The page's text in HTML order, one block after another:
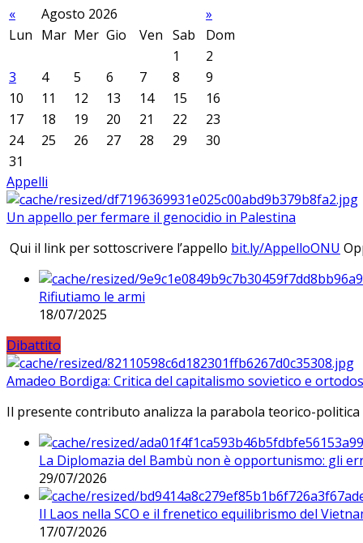
« Agosto 2026
»
Lun Mar Mer Gio Ven Sab
Dom
1
2
3
4 5 6 7 8
9
10
11 12 13 14 15
16
17
18 19 20 21 22
23
24
25 26 27 28 29
30
31
Appelli
Un appello per fermare il genocidio in Palestina
Qui il link per sottoscrivere l’appello bit.ly/AppelloONU
Rifiutiamo le armi
18/07/2025
Dibattito
Amadeo Bordiga: Critica del capitalismo sovietico e
Il presente contributo analizza la parabola teorico-
La Diplomazia del Bambù non è opportunismo: gli
29/07/2026
Il Laos nella SCO e il frenetico equilibrismo del
17/07/2026